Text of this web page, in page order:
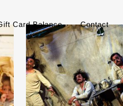
Card Balance Contact